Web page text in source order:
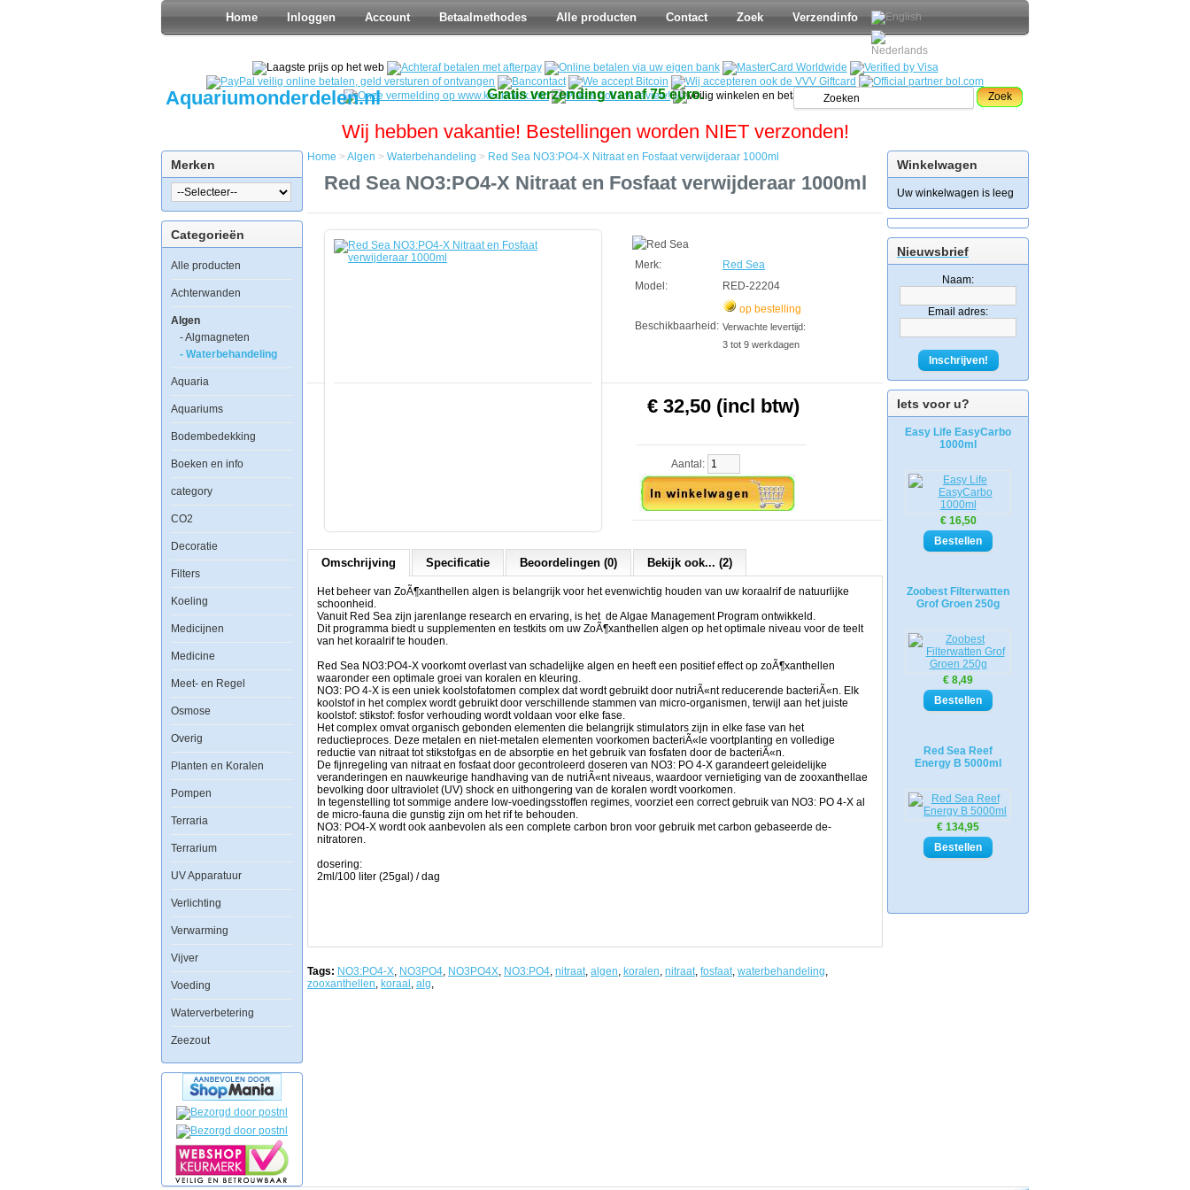
Home Inloggen Account Betaalmethodes Alle producten Contact Zoek Verzendinfo
Aquariumonderdelen.nl Gratis verzending vanaf 75 euro. Zoek
Wij hebben vakantie! Bestellingen worden NIET verzonden!
Merken
Categorieën
Alle producten
Achterwanden
Algen
- Algmagneten
- Waterbehandeling
Aquaria
Aquariums
Bodembedekking
Boeken en info
category
CO2
Decoratie
Filters
Koeling
Medicijnen
Medicine
Meet- en Regel
Osmose
Overig
Planten en Koralen
Pompen
Terraria
Terrarium
UV Apparatuur
Verlichting
Verwarming
Vijver
Voeding
Waterverbetering
Zeezout
Winkelwagen
Uw winkelwagen is leeg
Nieuwsbrief
Naam:
Email adres:
Inschrijven!
Iets voor u?
Easy Life EasyCarbo
1000ml
€ 16,50
Zoobest Filterwatten
Grof Groen 250g
€ 8,49
Red Sea Reef
Energy B 5000ml
€ 134,95
Red
Sea
NO3:PO4-
1000ml
Het
beheer
van
algen
belangrijk
voor
het
evenwichtig
houden
van
uw
koraalrif
de
natuurlijke
schoonheid.
Vanuit
Red
Sea
zijn
jarenlange
het
Algae
Management
optimale
Home > Algen > Waterbehandeling > Red Sea NO3:PO4-X Nitraat en Fosfaat verwijderaar 1000ml
Red Sea NO3:PO4-X Nitraat en Fosfaat verwijderaar 1000ml
Merk:
Red Sea
Model:
RED-22204
Beschikbaarheid:
op bestelling
Verwachte levertijd:
3 tot 9 werkdagen
€ 32,50 (incl btw)
Aantal:
Omschrijving Specificatie Beoordelingen (0) Bekijk ook... (2)
Het beheer van ZoÃ¶xanthellen algen is belangrijk voor het evenwichtig houden van uw koraalrif de natuurlijke
schoonheid.
Vanuit Red Sea zijn jarenlange research en ervaring, is het de Algae Management Program ontwikkeld.
Dit programma biedt u supplementen en testkits om uw ZoÃ¶xanthellen algen op het optimale niveau voor de teelt
van het koraalrif te houden.
Red Sea NO3:PO4-X voorkomt overlast van schadelijke algen en heeft een positief effect op zoÃ¶xanthellen
waaronder een optimale groei van koralen en kleuring.
NO3: PO 4-X is een uniek koolstofatomen complex dat wordt gebruikt door nutriÃ«nt reducerende bacteriÃ«n. Elk
koolstof in het complex wordt gebruikt door verschillende stammen van micro-organismen, terwijl aan het juiste
koolstof: stikstof: fosfor verhouding wordt voldaan voor elke fase.
Het complex omvat organisch gebonden elementen die belangrijk stimulators zijn in elke fase van het
reductieproces. Deze metalen en niet-metalen elementen voorkomen bacteriÃ«le voortplanting en volledige
reductie van nitraat tot stikstofgas en de absorptie en het gebruik van fosfaten door de bacteriÃ«n.
De fijnregeling van nitraat en fosfaat door gecontroleerd doseren van NO3: PO 4-X garandeert geleidelijke
veranderingen en nauwkeurige handhaving van de nutriÃ«nt niveaus, waardoor vernietiging van de zooxanthellae
bevolking door ultraviolet (UV) shock en uithongering van de koralen wordt voorkomen.
In tegenstelling tot sommige andere low-voedingsstoffen regimes, voorziet een correct gebruik van NO3: PO 4-X al
de micro-fauna die gunstig zijn om het rif te behouden.
NO3: PO4-X wordt ook aanbevolen als een complete carbon bron voor gebruik met carbon gebaseerde de-
nitratoren.
dosering:
2ml/100 liter (25gal) / dag
Tags: NO3:PO4-X, NO3PO4, NO3PO4X, NO3:PO4, nitraat, algen, koralen, nitraat, fosfaat, waterbehandeling,
zooxanthellen, koraal , alg,